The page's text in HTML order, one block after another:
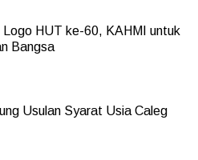
Logo HUT ke-60, KAHMI untuk
Bangsa
Usulan Syarat Usia Caleg